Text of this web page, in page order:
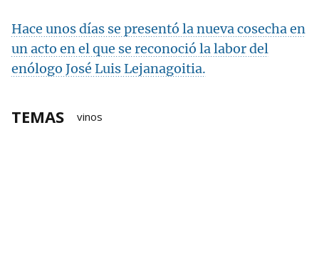
Hace unos días se presentó la nueva cosecha en
un acto en el que se reconoció la labor del
enólogo José Luis Lejanagoitia.
TEMAS vinos